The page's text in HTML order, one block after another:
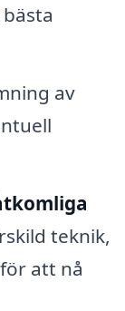
av
teknik,
att nå